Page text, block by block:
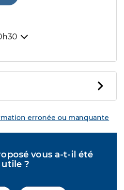
erronée ou manquante
vous a-t-il été
utile ?